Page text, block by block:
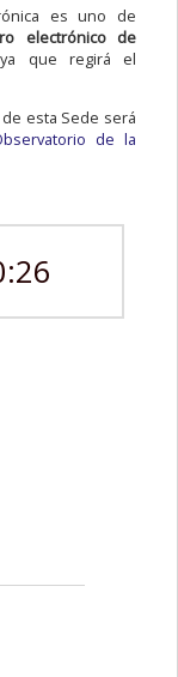
es uno de
electrónico de
que regirá el
esta Sede será
de la